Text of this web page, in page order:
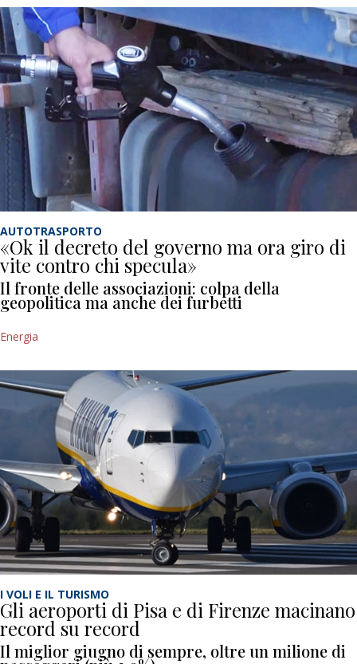
AUTOTRASPORTO
«Ok il decreto del governo ma ora giro di
vite contro chi specula»
Il fronte delle associazioni: colpa della
geopolitica ma anche dei furbetti
Energia
I VOLI E IL TURISMO
Gli aeroporti di Pisa e di Firenze macinano
record su record
Il miglior giugno di sempre, oltre un milione di